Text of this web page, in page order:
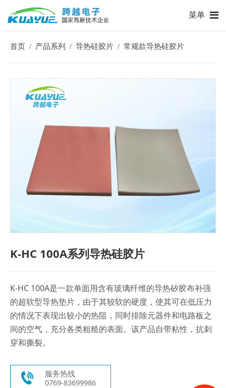
菜单
首页 / 产品系列 / 导热硅胶片 / 常规款导热硅胶片
K-HC 100A系列导热硅胶片
K-HC 100A是一款单面用含有玻璃纤维的导热矽胶布补强
的超软型导热垫片，由于其较软的硬度，使其可在低压力
的情况下表现出较小的热阻，同时排除元器件和电路板之
间的空气，充分各类粗糙的表面。该产品自带粘性，抗刺
穿和撕裂。
服务热线
0769-83699986